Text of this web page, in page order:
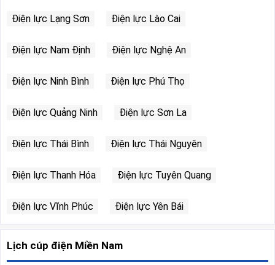
Điện lực Lạng Sơn Điện lực Lào Cai
Điện lực Nam Định Điện lực Nghệ An
Điện lực Ninh Bình Điện lực Phú Thọ
Điện lực Quảng Ninh Điện lực Sơn La
Điện lực Thái Bình Điện lực Thái Nguyên
Điện lực Thanh Hóa Điện lực Tuyên Quang
Điện lực Vĩnh Phúc Điện lực Yên Bái
Lịch cúp điện Miền Nam